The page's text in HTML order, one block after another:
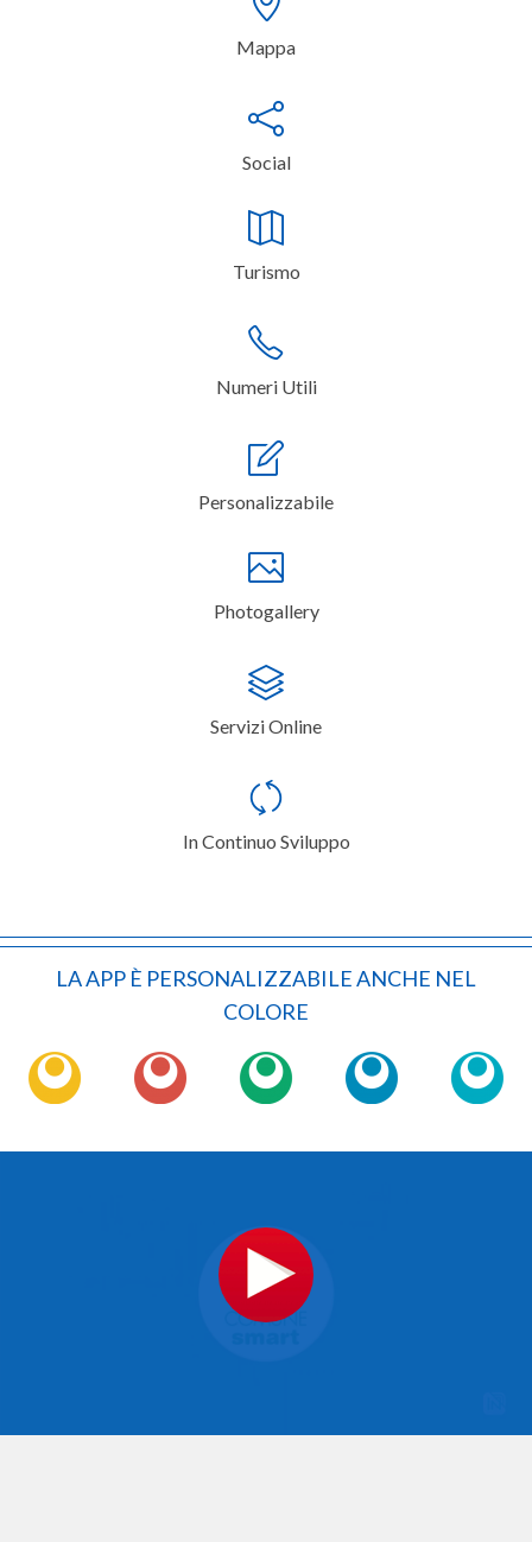
Mappa
Social
Turismo
Numeri Utili
Personalizzabile
Photogallery
Servizi Online
In Continuo Sviluppo
LA APP È PERSONALIZZABILE ANCHE NEL
COLORE